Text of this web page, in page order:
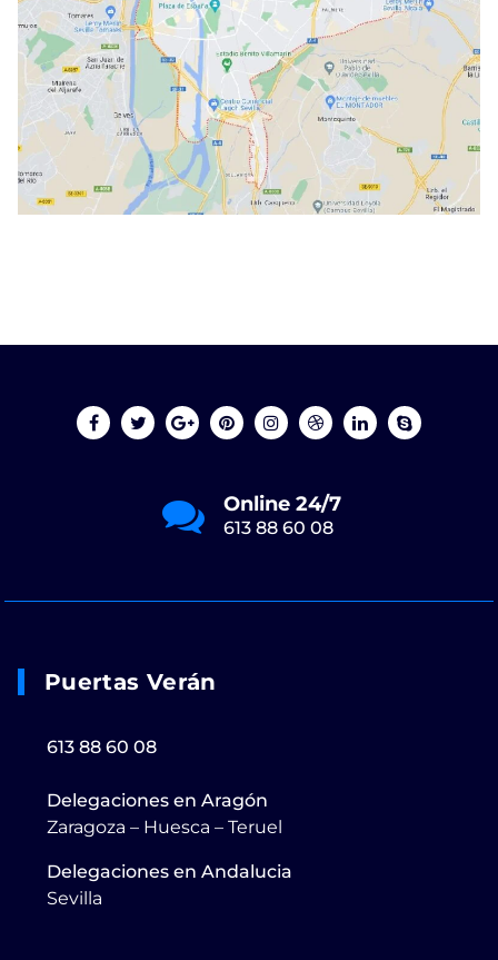
Online 24/7
613 88 60 08
Puertas Verán
613 88 60 08
Delegaciones en Aragón
Zaragoza – Huesca – Teruel
Delegaciones en Andalucia
Sevilla